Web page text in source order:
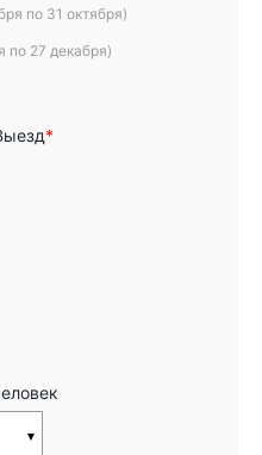
по 31 октября)
по 27 декабря)
*